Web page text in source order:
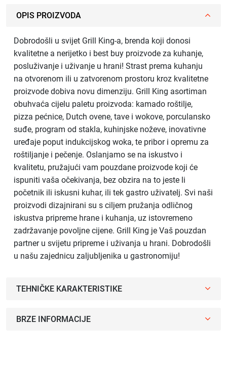
OPIS PROIZVODA
Dobrodošli u svijet Grill King-a, brenda koji donosi
kvalitetne a nerijetko i best buy proizvode za kuhanje,
posluživanje i uživanje u hrani! Strast prema kuhanju
na otvorenom ili u zatvorenom prostoru kroz kvalitetne
proizvode dobiva novu dimenziju. Grill King asortiman
obuhvaća cijelu paletu proizvoda: kamado roštilje,
pizza pećnice, Dutch ovene, tave i wokove, porculansko
suđe, program od stakla, kuhinjske noževe, inovativne
uređaje poput indukcijskog woka, te pribor i opremu za
roštiljanje i pečenje. Oslanjamo se na iskustvo i
kvalitetu, pružajući vam pouzdane proizvode koji će
ispuniti vaša očekivanja, bez obzira na to jeste li
početnik ili iskusni kuhar, ili tek gastro uživatelj. Svi naši
proizvodi dizajnirani su s ciljem pružanja odličnog
iskustva pripreme hrane i kuhanja, uz istovremeno
zadržavanje povoljne cijene. Grill King je Vaš pouzdan
partner u svijetu pripreme i uživanja u hrani. Dobrodošli
u našu zajednicu zaljubljenika u gastronomiju!
TEHNIČKE KARAKTERISTIKE
BRZE INFORMACIJE